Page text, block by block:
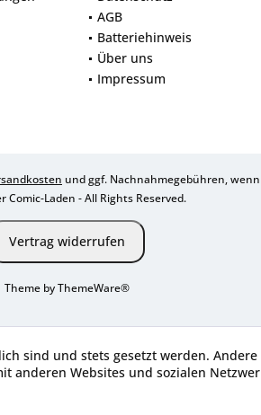
AGB
Batteriehinweis
Über uns
Impressum
und ggf. Nachnahmegebühren,
Comic-Laden - All Rights Reserved.
Vertrag widerrufen
Theme byThemeWare®
sind und stets gesetzt werden.
Websites und sozialen